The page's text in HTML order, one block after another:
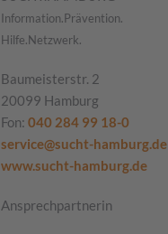
Information.Prävention.
Hilfe.Netzwerk.
Baumeisterstr. 2
20099 Hamburg
Fon: 040 284 99 18-0
service@sucht-hamburg.de
www.sucht-hamburg.de
Ansprechpartnerin